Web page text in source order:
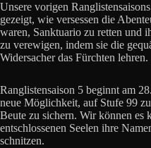
Unsere vorigen
gezeigt, wie versessen die
waren, Sanktuario zu retten und
zu verewigen, indem sie die
Widersacher das Fürchten lehren.
Ranglistensaison 5 beginnt am
neue Möglichkeit, auf Stufe 99
Beute zu sichern. Wir können es
entschlossenen Seelen ihre
schnitzen.